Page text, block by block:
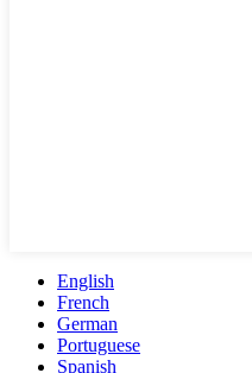
English
French
German
Portuguese
Spanish